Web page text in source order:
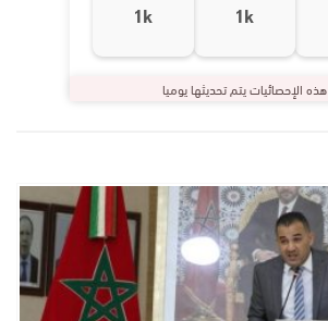
1k
1k
هذه الإحصائيات يتم تحديثها يوميا